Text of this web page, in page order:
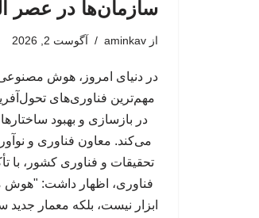
سازمان‌ها در عصر
از aminkav آگوست 2, 2026
در دنیای امروز، هوش مصنوعی
مهم‌ترین فناوری‌های
در بازسازی و بهبود
می‌کند. معاون فناوری و
تحقیقات و فناوری کشور، با
فناوری، اظهار داشت: "هوش
ابزار نیست، بلکه معمار